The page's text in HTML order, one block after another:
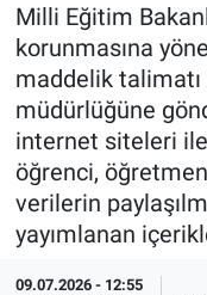
Milli Eğitim
korunmasına
maddelik
müdürlüğüne
internet siteleri
öğrenci,
verilerin
yayımlanan
09.07.2026 - 12:55